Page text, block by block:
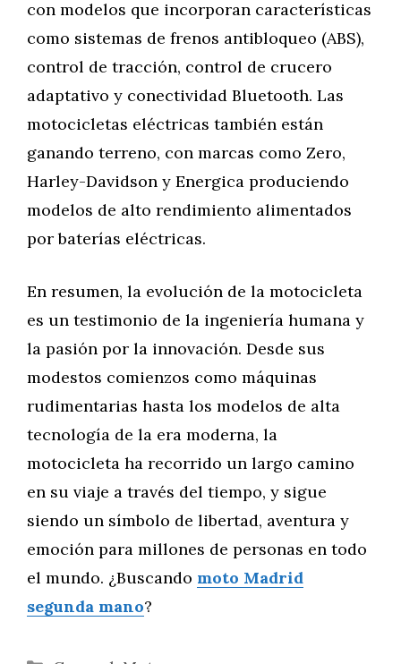
con modelos que incorporan características
como sistemas de frenos antibloqueo (ABS),
control de tracción, control de crucero
adaptativo y conectividad Bluetooth. Las
motocicletas eléctricas también están
ganando terreno, con marcas como Zero,
Harley-Davidson y Energica produciendo
modelos de alto rendimiento alimentados
por baterías eléctricas.
En resumen, la evolución de la motocicleta
es un testimonio de la ingeniería humana y
la pasión por la innovación. Desde sus
modestos comienzos como máquinas
rudimentarias hasta los modelos de alta
tecnología de la era moderna, la
motocicleta ha recorrido un largo camino
en su viaje a través del tiempo, y sigue
siendo un símbolo de libertad, aventura y
emoción para millones de personas en todo
el mundo. ¿Buscando moto Madrid
segunda mano?